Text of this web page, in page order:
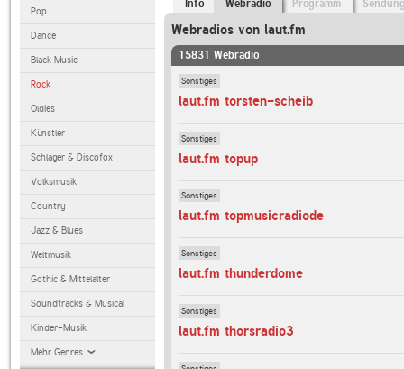
Pop
Dance
Black Music
Rock
Oldies
Künstler
Schlager & Discofox
Volksmusik
Country
Jazz & Blues
Weltmusik
Gothic & Mittelalter
Soundtracks & Musical
Kinder-Musik
Mehr Genres
Info Webradio Programm
Webradios von laut.fm
15831 Webradio
Sonstiges
laut.fm torsten-scheib
Sonstiges
laut.fm topup
Sonstiges
laut.fm topmusicradiode
Sonstiges
laut.fm thunderdome
Sonstiges
laut.fm thorsradio3